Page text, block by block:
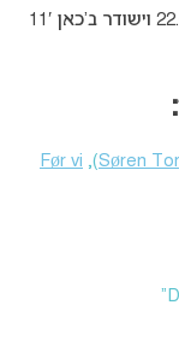
הגמר הגדול יתקיים בשבת, 16 במאי, בשעה 22.00 וישודר ב’כאן 11′
Søren
),
Før vi